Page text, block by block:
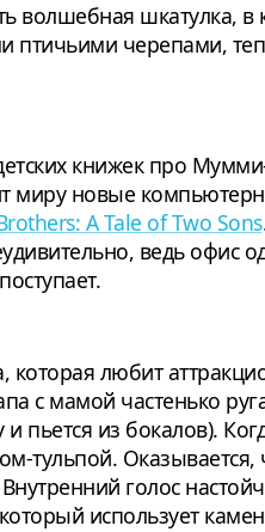
волшебная шкатулка,
черепами,
книжек про
миру новые
A Tale of Two Sons
ведь офис
любит
с мамой частенько
пьется из бокалов).
тульпой. Оказывается,
голос
использует